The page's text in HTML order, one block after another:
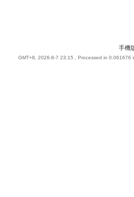
手機
GMT+8, 2026-8-7 23:15 , Processed in 0.061676